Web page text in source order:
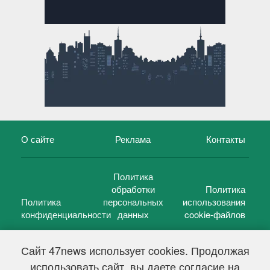
Сайт 47news использует cookies. Продолжая
использовать сайт, вы даете согласие на
О сайте Реклама Контакты
Политика
конфиденциальности
Политика
обработки
персональных
данных
Политика
использования
cookie-файлов